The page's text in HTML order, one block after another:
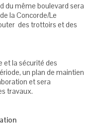
du même boulevard sera
la Concorde/Le
des trottoirs et des
et la sécurité des
un plan de maintien
et sera
travaux.​